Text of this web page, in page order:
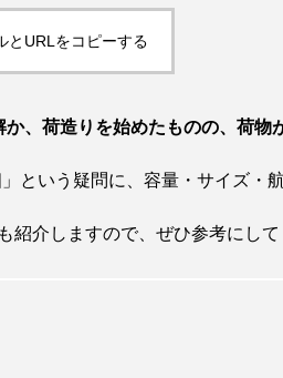
ームズデイ アメリカ
ム いまおかしんじ いま
りの魔女 ウィキッド 永遠の約
バーン キアヌ・リーブス
とURLをコピーする
、荷造りを始めたものの、荷物
という疑問に、容量・サイズ・
紹介しますので、ぜひ参考にして